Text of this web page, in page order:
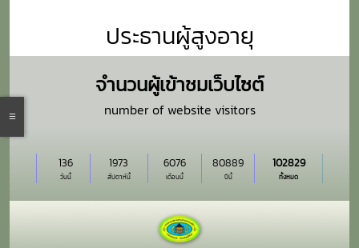
ประธานผู้สูงอายุ
จำนวนผู้เข้าชมเว็บไซต์
number of website visitors
วันนี้
136
สัปดาห์นี้
1973
เดือนนี้
6076
ปีนี้
80889
ทั้งหมด
102829